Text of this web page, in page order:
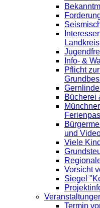
Landkreis
Info- &
Pflicht
Bücherei
und
Viele
Vorsicht
Siegel
Termin